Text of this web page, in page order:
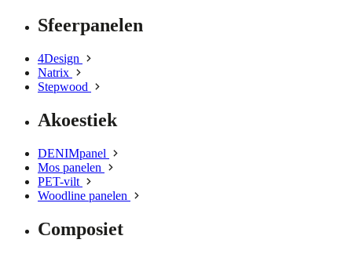
Sfeerpanelen
4Design
Natrix
Stepwood
Akoestiek
DENIMpanel
Mos panelen
PET-vilt
Woodline panelen
Composiet